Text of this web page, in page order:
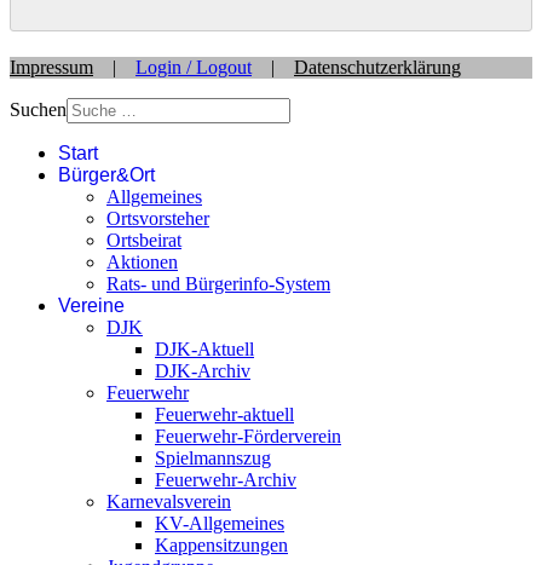
Impressum | Login / Logout | Datenschutzerklärung
Suchen
Start
Bürger&Ort
Allgemeines
Ortsvorsteher
Ortsbeirat
Aktionen
Rats- und Bürgerinfo-System
Vereine
DJK
DJK-Aktuell
DJK-Archiv
Feuerwehr
Feuerwehr-aktuell
Feuerwehr-Förderverein
Spielmannszug
Feuerwehr-Archiv
Karnevalsverein
KV-Allgemeines
Kappensitzungen